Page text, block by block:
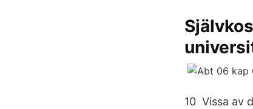
10 Vissa av